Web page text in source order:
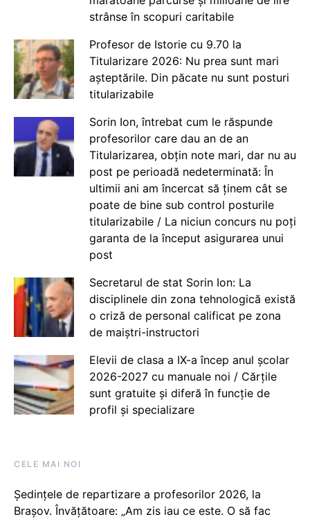
strânse în scopuri caritabile
Profesor de Istorie cu 9.70 la
Titularizare 2026: Nu prea sunt mari
așteptările. Din păcate nu sunt posturi
titularizabile
Sorin Ion, întrebat cum le răspunde
profesorilor care dau an de an
Titularizarea, obțin note mari, dar nu au
post pe perioadă nedeterminată: În
ultimii ani am încercat să ținem cât se
poate de bine sub control posturile
titularizabile / La niciun concurs nu poți
garanta de la început asigurarea unui
post
Secretarul de stat Sorin Ion: La
disciplinele din zona tehnologică există
o criză de personal calificat pe zona
de maiștri-instructori
Elevii de clasa a IX-a încep anul școlar
2026-2027 cu manuale noi / Cărțile
sunt gratuite și diferă în funcție de
profil și specializare
CELE MAI NOI
Ședințele de repartizare a profesorilor 2026, la
Brașov. Învățătoare: „Am zis iau ce este. O să fac